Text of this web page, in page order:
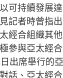
可持續發展
者時曾指出
經合組織其
參與亞太經
席舉行的亞
話、亞太經